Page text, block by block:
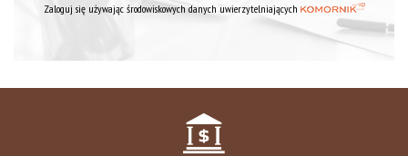
Zaloguj się używając środowiskowych danych uwierzytelniających